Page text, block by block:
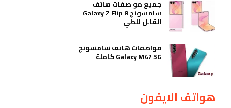
جميع مواصفات هاتف
سامسونج Galaxy Z Flip 8
القابل للطي
مواصفات هاتف سامسونج
Galaxy M47 5G كاملة
هواتف الايفون